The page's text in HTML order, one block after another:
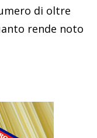
di oltre
rende noto